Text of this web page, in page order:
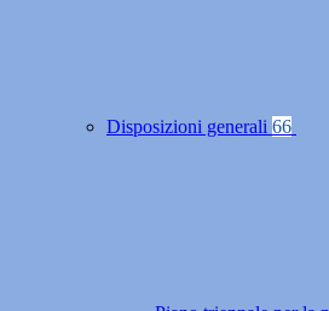
Disposizioni generali 66